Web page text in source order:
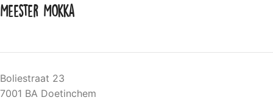
Meester Mokka
Boliestraat 23
7001 BA Doetinchem